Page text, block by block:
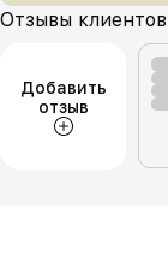
Отзывы клиентов
Добавить
отзыв